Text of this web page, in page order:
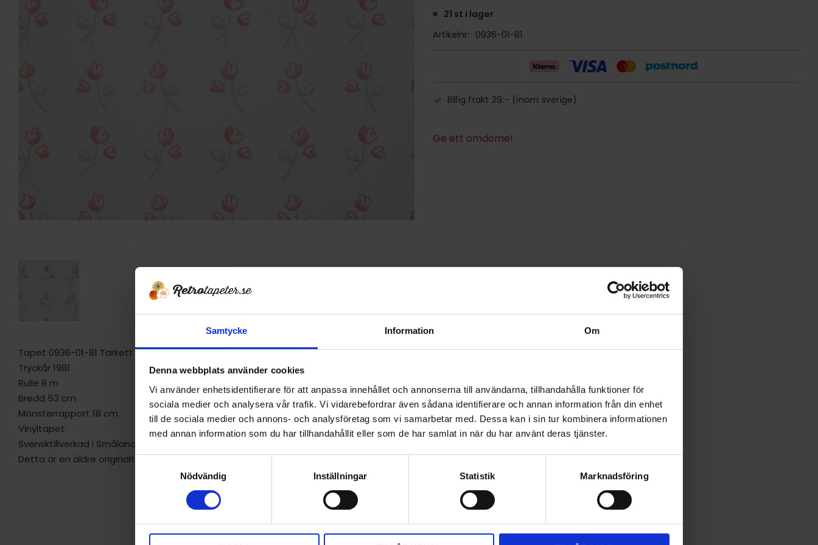
Samtycke Information Om
Denna webbplats använder cookies
Vi använder enhetsidentifierare för att anpassa innehållet och annonserna till användarna, tillhandahålla funktioner för
sociala medier och analysera vår trafik. Vi vidarebefordrar även sådana identifierare och annan information från din enhet
till de sociala medier och annons- och analysföretag som vi samarbetar med. Dessa kan i sin tur kombinera informationen
med annan information som du har tillhandahållit eller som de har samlat in när du har använt deras tjänster.
Nödvändig Inställningar Statistik Marknadsföring
21 st i lager
Artikelnr
0936-01-81
Ge ett omdöme!
Billig frakt 29:- (inom sverige)
Tapet 0936-01-81 Tarkett "wall-rit"
Tryckår 1981
Rulle 8 m
Bredd 53 cm
Mönsterrapport 18 cm
Vinyltapet
Svensktillverkad i Smålands Anneberg.
Detta är en äldre originaltapet
a
c
w
i
i
n
i
n